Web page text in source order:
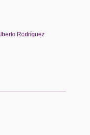
Rodríguez